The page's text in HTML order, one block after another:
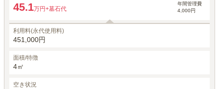
45.1万円+墓石代
年間管理費
4,000円
利用料(永代使用料)
451,000円
面積/特徴
4㎡
空き状況